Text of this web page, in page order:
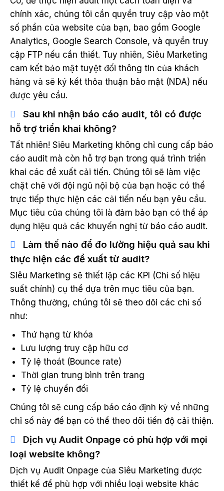
chính xác, chúng tôi cần quyền truy cập vào một
số phần của website của bạn, bao gồm Google
Analytics, Google Search Console, và quyền truy
cập FTP nếu cần thiết. Tuy nhiên, Siêu Marketing
cam kết bảo mật tuyệt đối thông tin của khách
hàng và sẽ ký kết thỏa thuận bảo mật (NDA) nếu
được yêu cầu.
Sau khi nhận báo cáo audit, tôi có được
hỗ trợ triển khai không?
Tất nhiên! Siêu Marketing không chỉ cung cấp báo
cáo audit mà còn hỗ trợ bạn trong quá trình triển
khai các đề xuất cải tiến. Chúng tôi sẽ làm việc
chặt chẽ với đội ngũ nội bộ của bạn hoặc có thể
trực tiếp thực hiện các cải tiến nếu bạn yêu cầu.
Mục tiêu của chúng tôi là đảm bảo bạn có thể áp
dụng hiệu quả các khuyến nghị từ báo cáo audit.
Làm thế nào để đo lường hiệu quả sau khi
thực hiện các đề xuất từ audit?
Siêu Marketing sẽ thiết lập các KPI (Chỉ số hiệu
suất chính) cụ thể dựa trên mục tiêu của bạn.
Thông thường, chúng tôi sẽ theo dõi các chỉ số
như:
Thứ hạng từ khóa
Lưu lượng truy cập hữu cơ
Tỷ lệ thoát (Bounce rate)
Thời gian trung bình trên trang
Tỷ lệ chuyển đổi
Chúng tôi sẽ cung cấp báo cáo định kỳ về những
chỉ số này để bạn có thể theo dõi tiến độ cải thiện.
Dịch vụ Audit Onpage có phù hợp với mọi
loại website không?
Dịch vụ Audit Onpage của Siêu Marketing được
thiết kế để phù hợp với nhiều loại website khác